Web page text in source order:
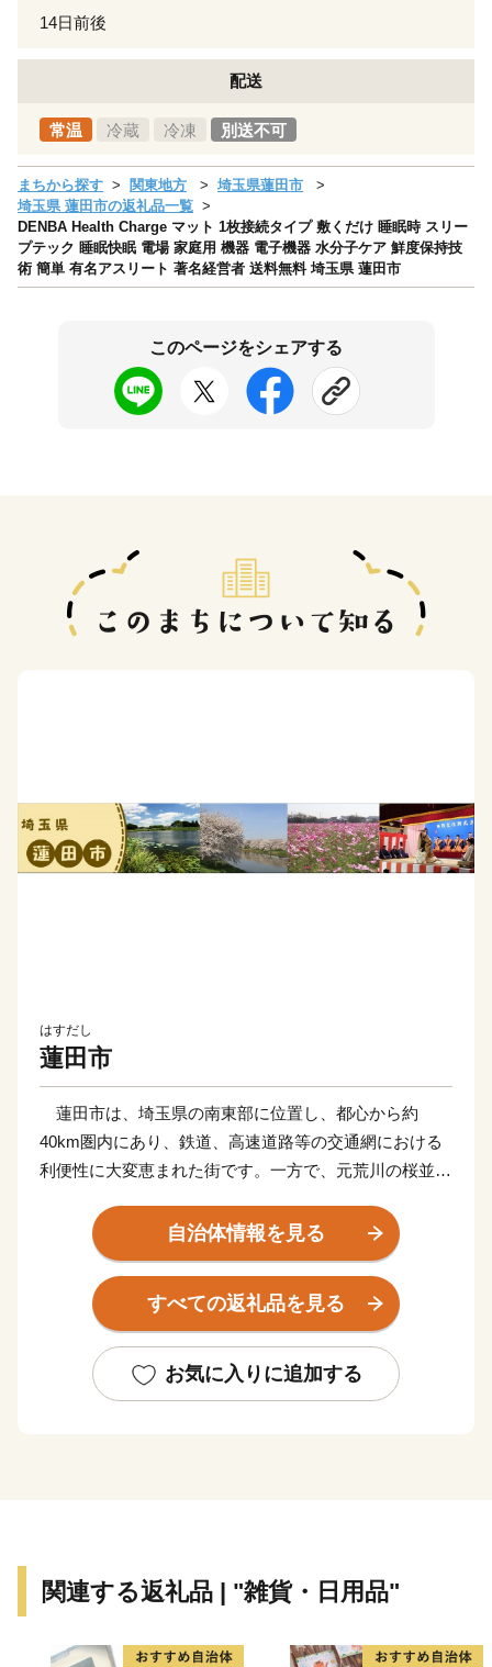
14日前後
配送
常温 冷蔵 冷凍 別送不可
まちから探す 関東地方
埼玉県蓮田市
埼玉県 蓮田市の返礼品一覧
DENBA Health Charge マット 1枚接続タイプ 敷くだけ 睡眠時 スリー
プテック 睡眠快眠 電場 家庭用 機器 電子機器 水分子ケア 鮮度保持技
術 簡単 有名アスリート 著名経営者 送料無料 埼玉県 蓮田市
このページをシェアする
はすだし
蓮田市
蓮田市は、埼玉県の南東部に位置し、都心から約
40km圏内にあり、鉄道、高速道路等の交通網における
利便性に大変恵まれた街です。一方で、元荒川の桜並
化遺産にも恵まれています。
現在、更なる発展を目指し、産業団地の整備や民間活
力を活用した認定こども園や保育園の整備等を積極的に
推進しています。
レックス蓮田」が完成し、令和３年４月２日に再開発ビ
ル内の行政窓口（蓮田駅西口行政センター）がオープン
いります。
で、ご堪能いただきたいと存じます。
自治体情報を見る
すべての返礼品を見る
お気に入りに追加する
関連する返礼品 | "雑貨・日用品"